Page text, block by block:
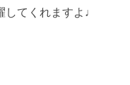
してくれますよ♩